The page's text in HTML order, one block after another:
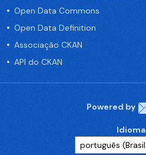
Open Data Commons
Open Data Definition
Associação CKAN
API do CKAN
Powered by
Idioma